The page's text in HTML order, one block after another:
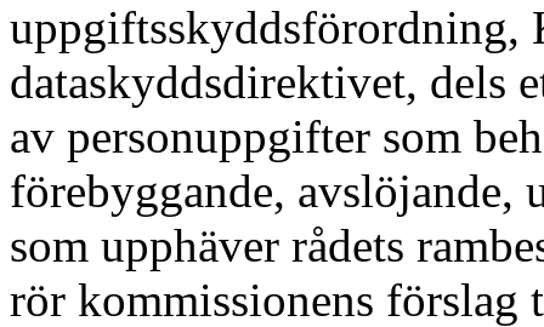
uppgiftsskyddsförordning,
dataskyddsdirektivet, dels
av personuppgifter som
förebyggande,
som upphäver rådets
rör kommissionens